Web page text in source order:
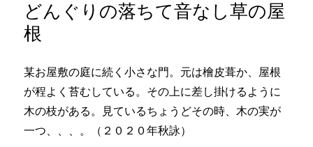
どんぐりの落ちて音なし草の屋
根
某お屋敷の庭に続く小さな門。元は檜皮葺か、屋根
が程よく苔むしている。その上に差し掛けるように
木の枝がある。見ているちょうどその時、木の実が
一つ、、、。（２０２０年秋詠）